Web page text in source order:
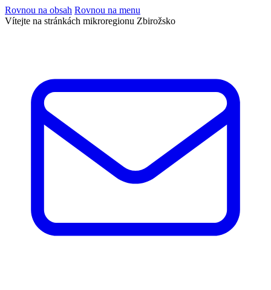
Rovnou na obsah Rovnou na menu
Vítejte na stránkách mikroregionu Zbirožsko